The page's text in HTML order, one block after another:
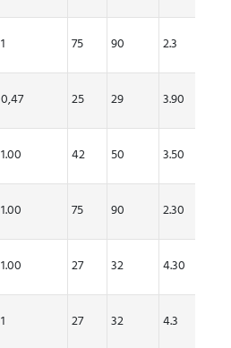
1 75 90 2.3
0,47 25 29 3.90
1.00 42 50 3.50
1.00 75 90 2.30
1.00 27 32 4.30
1 27 32 4.3